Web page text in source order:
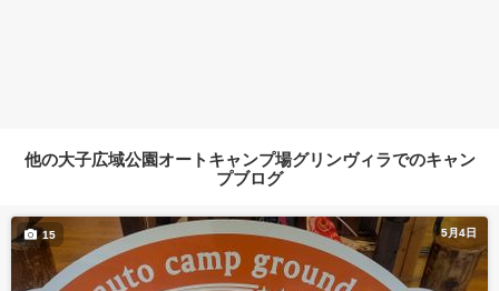
他の大子広域公園オートキャンプ場グリンヴィラでのキャン
プブログ
5月4日
15